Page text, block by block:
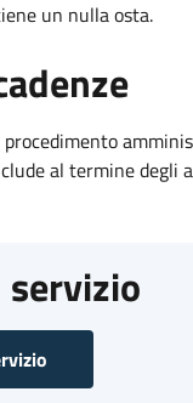
un nulla osta.
al termine degli
servizio